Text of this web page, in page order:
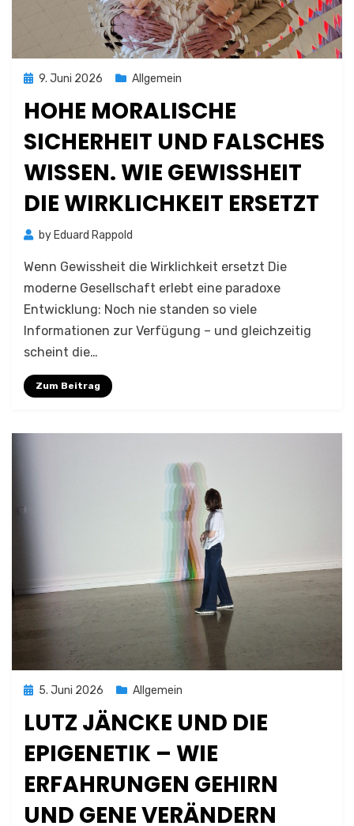
Posted
9. Juni 2026 Allgemein
HOHE MORALISCHE
SICHERHEIT UND FALSCHES
WISSEN. WIE GEWISSHEIT
DIE WIRKLICHKEIT ERSETZT
by Eduard Rappold
Wenn Gewissheit die Wirklichkeit ersetzt Die
moderne Gesellschaft erlebt eine paradoxe
Entwicklung: Noch nie standen so viele
Informationen zur Verfügung – und gleichzeitig
scheint die…
Zum Beitrag
Posted
5. Juni 2026 Allgemein
LUTZ JÄNCKE UND DIE
EPIGENETIK – WIE
ERFAHRUNGEN GEHIRN
UND GENE VERÄNDERN